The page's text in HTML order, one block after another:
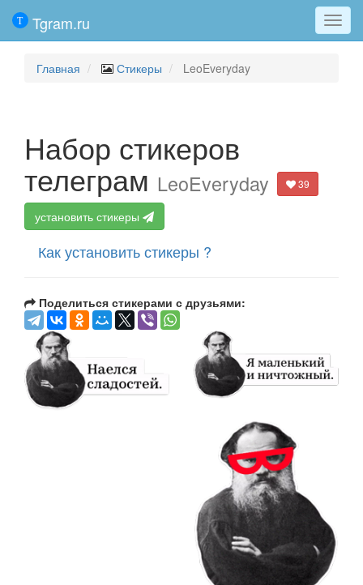
Меню
Tgram.ru
Главная Стикеры LeoEveryday
Набор стикеров
телеграм LeoEveryday 39
установить стикеры
Как установить стикеры ?
Поделиться стикерами с друзьями: